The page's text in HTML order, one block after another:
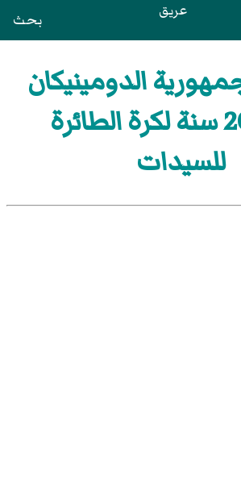
عريق بحث
الدومينيكان
تحت 20 سنة لكرة الطائرة
للسيدات